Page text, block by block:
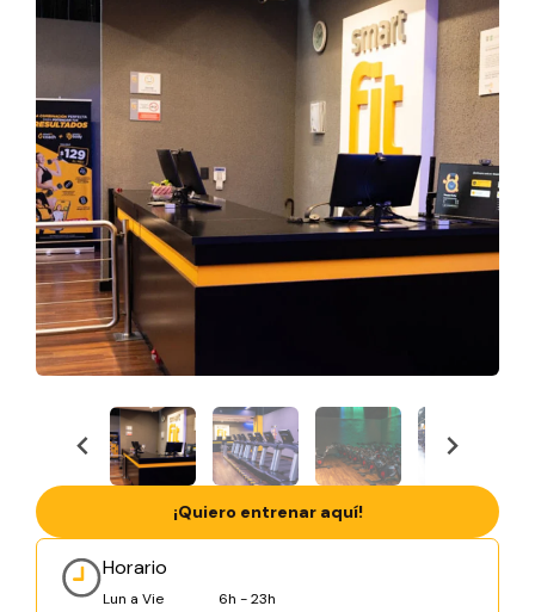
Horario
Lun a Vie
6h - 23h
¡Quiero entrenar aquí!